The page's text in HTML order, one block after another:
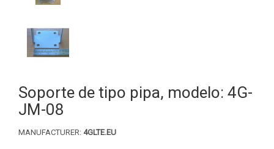
Soporte de tipo pipa, modelo: 4G-
JM-08
MANUFACTURER: 4GLTE.EU